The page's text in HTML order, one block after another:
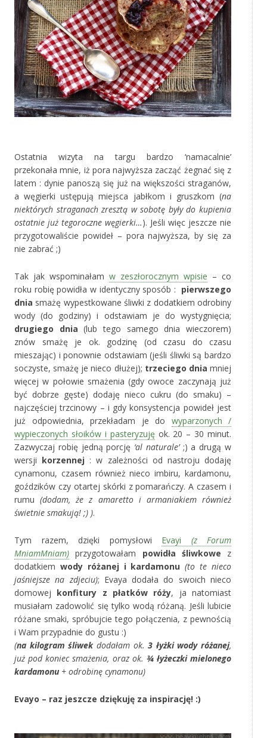
Ostatnia wizyta na targu bardzo ‘namacalnie’
przekonała mnie, iż pora najwyższa zacząć żegnać się z
latem : dynie panoszą się już na większości straganów,
a węgierki ustępują miejsca jabłkom i gruszkom (na
niektórych straganach zresztą w sobotę były do kupienia
ostatnie już tegoroczne węgierki…). Jeśli więc jeszcze nie
przygotowaliście powideł – pora najwyższa, by się za
nie zabrać ;)
Tak jak wspominałam w zeszłorocznym wpisie – co
roku robię powidła w identyczny sposób : pierwszego
dnia smażę wypestkowane śliwki z dodatkiem odrobiny
wody (do godziny) i odstawiam je do wystygnięcia;
drugiego dnia(lub tego samego dnia wieczorem)
znów smażę je ok. godzinę (od czasu do czasu
mieszając) i ponownie odstawiam (jeśli śliwki są bardzo
soczyste, smażę je nieco dłużej); trzeciego dnia mniej
więcej w połowie smażenia (gdy owoce zaczynają już
być dobrze gęste) dodaję nieco cukru (do smaku) –
najczęściej trzcinowy – i gdy konsystencja powideł jest
już odpowiednia, przekładam je do wyparzonych /
wypieczonych słoików i pasteryzuję ok. 20 – 30 minut.
Zazwyczaj robię jedną porcję ‘al naturale’;) a drugą w
wersji korzennej : w zależności od nastroju dodaję
cynamonu, czasem również nieco imbiru, kardamonu,
goździków czy otartej skórki z pomarańczy. A czasem i
rumu(dodam, że z amaretto i armaniakiem również
świetnie smakują! ;) ).
Tym razem, dzięki pomysłowi Evayi (z Forum
MniamMniam) przygotowałam powidła śliwkowe z
dodatkiem wody różanej i kardamonu (to te nieco
jaśniejsze na zdjeciu); Evaya dodała do swoich nieco
domowej konfitury z płatków róży, ja natomiast
musiałam zadowolić się tylko wodą różaną. Jeśli lubicie
różane smaki, spróbujcie tego połączenia, z pewnością
i Wam przypadnie do gustu :)
(na kilogram śliwekdodałam ok.3 łyżki wody różanej,
już pod koniec smażenia, oraz ok. ¾ łyżeczki mielonego
kardamonu + odrobinę cynamonu)
Evayo – raz jeszcze dziękuję za inspirację! :)